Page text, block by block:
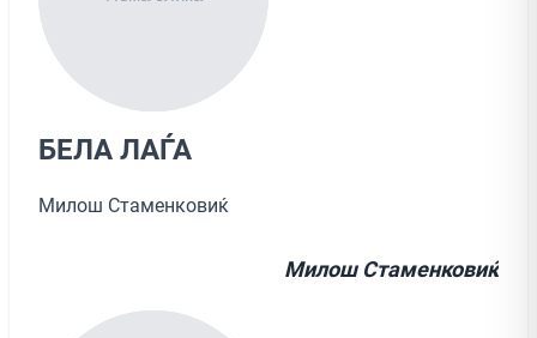
БЕЛА ЛАЃА
Милош Стаменковиќ
Милош Стаменковиќ